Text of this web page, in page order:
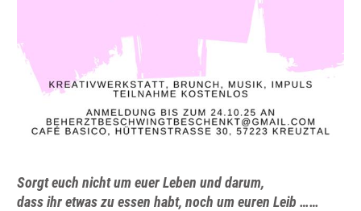
Sorgt euch nicht um euer Leben und darum,
dass ihr etwas zu essen habt, noch um euren Leib ……